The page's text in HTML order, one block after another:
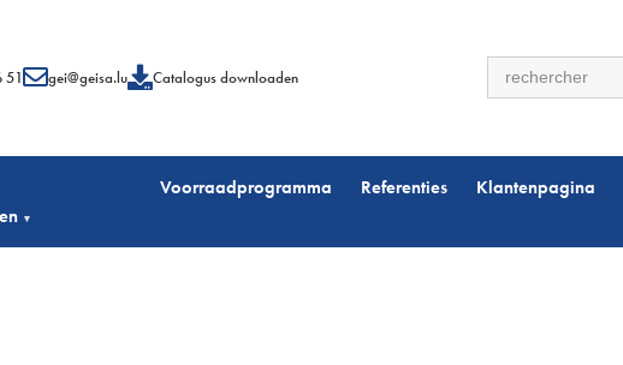
51 gei@geisa.lu Catalogus downloaden Zoeken
▾
Voorraadprogramma Referenties Klantenpagina